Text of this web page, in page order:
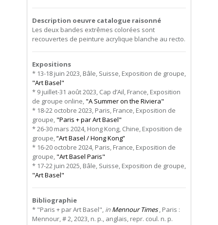
Description oeuvre catalogue raisonné
Les deux bandes extrêmes colorées sont
recouvertes de peinture acrylique blanche au recto.
Expositions
* 13-18 juin 2023, Bâle, Suisse, Exposition de groupe,
"Art Basel"
* 9 juillet-31 août 2023, Cap d’Ail, France, Exposition
de groupe online, "A Summer on the Riviera"
* 18-22 octobre 2023, Paris, France, Exposition de
groupe, "Paris + par Art Basel"
* 26-30 mars 2024, Hong Kong, Chine, Exposition de
groupe,“Art Basel / Hong Kong”
* 16-20 octobre 2024, Paris, France, Exposition de
groupe, "Art Basel Paris"
* 17-22 juin 2025, Bâle, Suisse, Exposition de groupe,
"Art Basel"
Bibliographie
* "Paris + par Art Basel", in Mennour Times, Paris :
Mennour, # 2, 2023, n. p., anglais, repr. coul. n. p.